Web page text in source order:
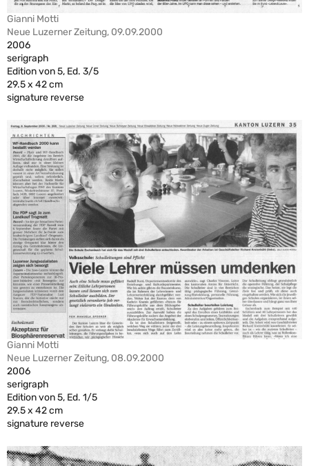
Gianni Motti
Neue Luzerner Zeitung, 09.09.2000
2006
serigraph
Edition von 5, Ed. 3/5
29.5 x 42 cm
signature reverse
Gianni Motti
Neue Luzerner Zeitung, 08.09.2000
2006
serigraph
Edition von 5, Ed. 1/5
29.5 x 42 cm
signature reverse